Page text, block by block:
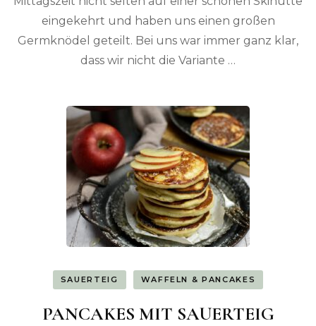
eingekehrt und haben uns einen großen
Germknödel geteilt. Bei uns war immer ganz klar,
dass wir nicht die Variante …
SAUERTEIG WAFFELN & PANCAKES
PANCAKES MIT SAUERTEIG